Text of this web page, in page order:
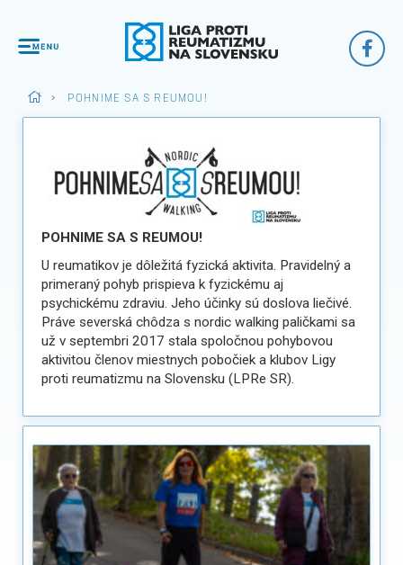
> POHNIME SA S REUMOU!
POHNIME SA S REUMOU!
U reumatikov je dôležitá fyzická aktivita. Pravidelný a
primeraný pohyb prispieva k fyzickému aj
psychickému zdraviu. Jeho účinky sú doslova liečivé.
Práve severská chôdza s nordic walking paličkami sa
už v septembri 2017 stala spoločnou pohybovou
aktivitou členov miestnych pobočiek a klubov Ligy
proti reumatizmu na Slovensku (LPRe SR).